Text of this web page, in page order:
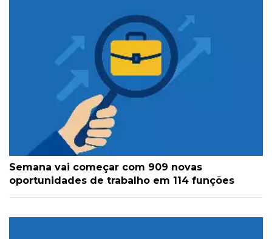
Semana vai começar com 909 novas
oportunidades de trabalho em 114 funções